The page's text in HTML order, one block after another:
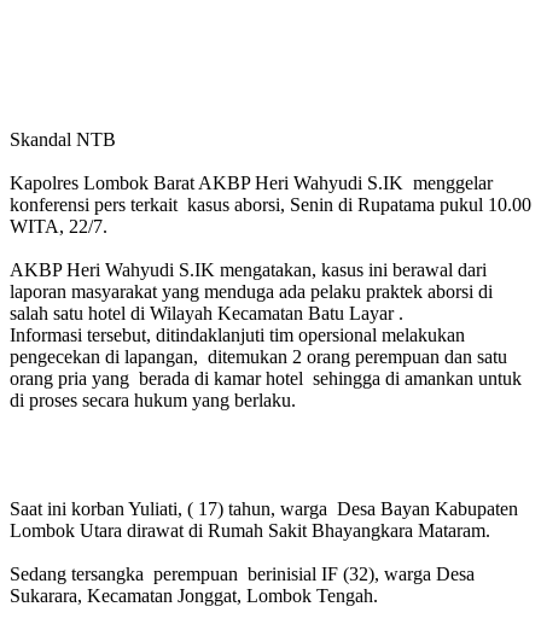
Skandal NTB
Kapolres Lombok Barat AKBP Heri Wahyudi S.IK menggelar
konferensi pers terkait kasus aborsi, Senin di Rupatama pukul 10.00
WITA, 22/7.
AKBP Heri Wahyudi S.IK mengatakan, kasus ini berawal dari
laporan masyarakat yang menduga ada pelaku praktek aborsi di
salah satu hotel di Wilayah Kecamatan Batu Layar .
Informasi tersebut, ditindaklanjuti tim opersional melakukan
pengecekan di lapangan, ditemukan 2 orang perempuan dan satu
orang pria yang berada di kamar hotel sehingga di amankan untuk
di proses secara hukum yang berlaku.
Saat ini korban Yuliati, ( 17) tahun, warga Desa Bayan Kabupaten
Lombok Utara dirawat di Rumah Sakit Bhayangkara Mataram.
Sedang tersangka perempuan berinisial IF (32), warga Desa
Sukarara, Kecamatan Jonggat, Lombok Tengah.